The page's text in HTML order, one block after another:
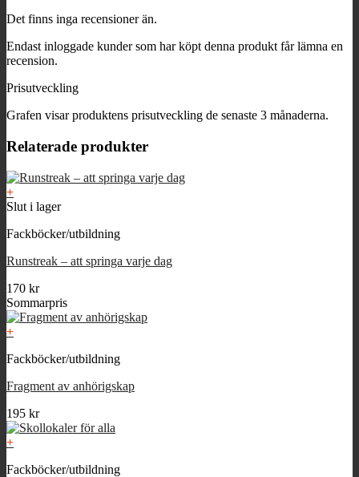
Det finns inga recensioner än.
Endast inloggade kunder som har köpt denna produkt får lämna en
recension.
Prisutveckling
Grafen visar produktens prisutveckling de senaste 3 månaderna.
Relaterade produkter
+
Slut i lager
Fackböcker/utbildning
Runstreak – att springa varje dag
170 kr
Sommarpris
+
Fackböcker/utbildning
Fragment av anhörigskap
195 kr
+
Fackböcker/utbildning